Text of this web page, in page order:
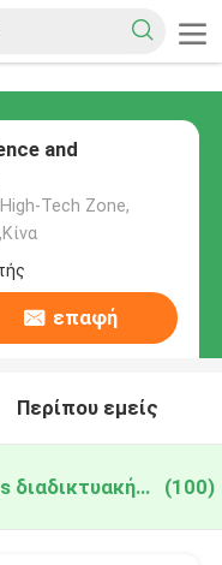
and
Tech Zone,
επαφή
Περίπου εμείς
cummins engine spare parts διαδικτυακή κατασκευή (100)